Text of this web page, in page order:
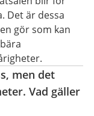
Det är dessa
gör som kan
men det
Vad gäller